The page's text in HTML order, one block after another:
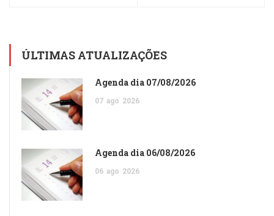
ÚLTIMAS ATUALIZAÇÕES
Agenda dia 07/08/2026
07 ago 2026
Agenda dia 06/08/2026
06 ago 2026